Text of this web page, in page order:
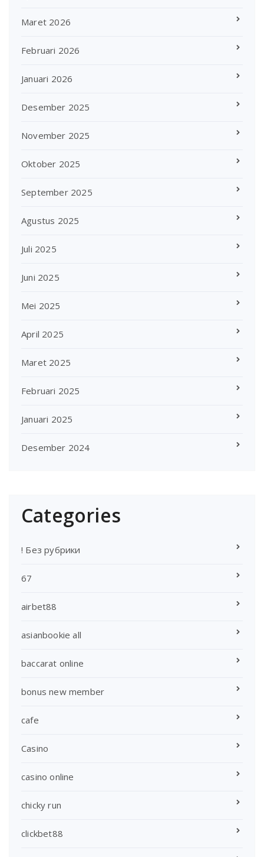
Maret 2026
Februari 2026
Januari 2026
Desember 2025
November 2025
Oktober 2025
September 2025
Agustus 2025
Juli 2025
Juni 2025
Mei 2025
April 2025
Maret 2025
Februari 2025
Januari 2025
Desember 2024
Categories
! Без рубрики
67
airbet88
asianbookie all
baccarat online
bonus new member
cafe
Casino
casino online
chicky run
clickbet88